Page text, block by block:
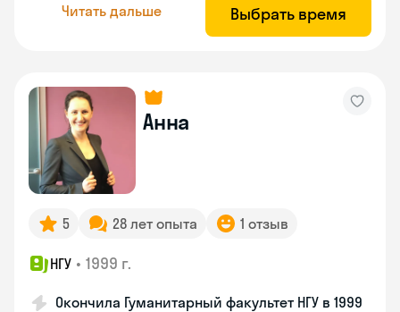
Читать дальше Выбрать время
Анна
5 28 лет опыта 1 отзыв
НГУ • 1999 г.
Окончила Гуманитарный факультет НГУ в 1999